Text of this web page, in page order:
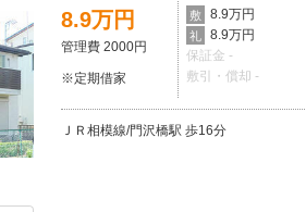
8.9万円
管理費 2000円
※定期借家
敷 8.9万円
礼
8.9万円
保証金 -
敷引・償却 -
ＪＲ相模線/門沢橋駅 歩16分